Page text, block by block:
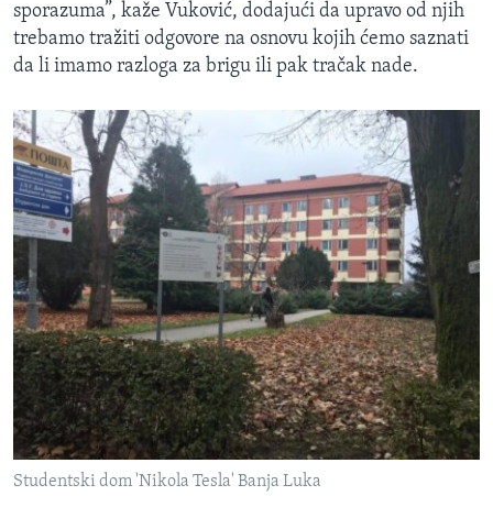
sporazuma”, kaže Vuković, dodajući da upravo od njih
trebamo tražiti odgovore na osnovu kojih ćemo saznati
da li imamo razloga za brigu ili pak tračak nade.
Studentski dom 'Nikola Tesla' Banja Luka